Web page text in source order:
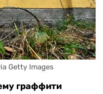
Getty Images
граффити